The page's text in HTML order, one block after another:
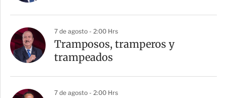
7 de agosto - 2:00 Hrs
Tramposos, tramperos y
trampeados
7 de agosto - 2:00 Hrs